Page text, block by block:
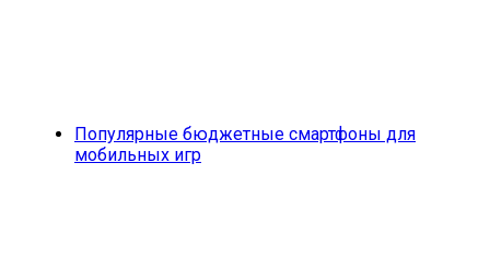
Популярные бюджетные смартфоны для
мобильных игр